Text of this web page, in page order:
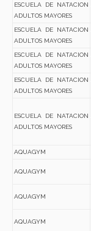
ESCUELA DE NATACION
ADULTOS MAYORES
ESCUELA DE NATACION
ADULTOS MAYORES
ESCUELA DE NATACION
ADULTOS MAYORES
ESCUELA DE NATACION
ADULTOS MAYORES
ESCUELA DE NATACION
ADULTOS MAYORES
AQUAGYM
AQUAGYM
AQUAGYM
AQUAGYM